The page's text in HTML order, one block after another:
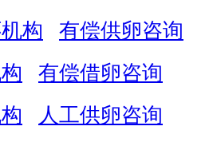
构
有偿供卵咨询
有偿借卵咨询
人工供卵咨询